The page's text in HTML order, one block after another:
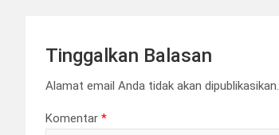
Tinggalkan Balasan
Alamat email Anda tidak akan dipublikasikan.
Komentar *